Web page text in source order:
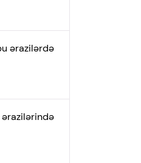
ərazilərdə
ərazilərində